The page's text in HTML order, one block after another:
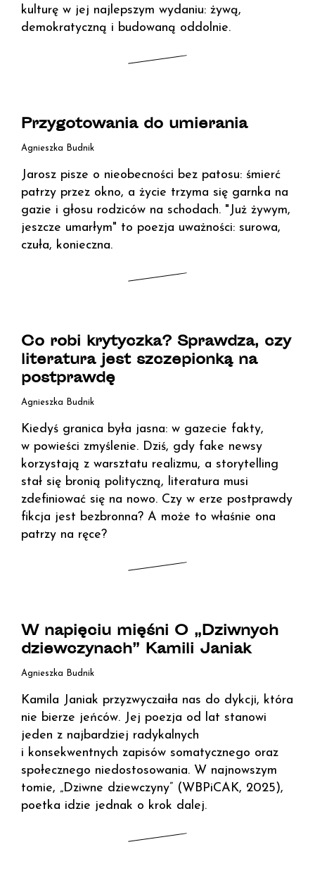
kulturę w jej najlepszym wydaniu: żywą,
demokratyczną i budowaną oddolnie.
Przygotowania do umierania
Agnieszka Budnik
Jarosz pisze o nieobecności bez patosu: śmierć
patrzy przez okno, a życie trzyma się garnka na
gazie i głosu rodziców na schodach. "Już żywym,
jeszcze umarłym" to poezja uważności: surowa,
czuła, konieczna.
Co robi krytyczka? Sprawdza, czy
literatura jest szczepionką na
postprawdę
Agnieszka Budnik
Kiedyś granica była jasna: w gazecie fakty,
w powieści zmyślenie. Dziś, gdy fake newsy
korzystają z warsztatu realizmu, a storytelling
stał się bronią polityczną, literatura musi
zdefiniować się na nowo. Czy w erze postprawdy
fikcja jest bezbronna? A może to właśnie ona
patrzy na ręce?
W napięciu mięśni O „Dziwnych
dziewczynach” Kamili Janiak
Agnieszka Budnik
Kamila Janiak przyzwyczaiła nas do dykcji, która
nie bierze jeńców. Jej poezja od lat stanowi
jeden z najbardziej radykalnych
i konsekwentnych zapisów somatycznego oraz
społecznego niedostosowania. W najnowszym
tomie, „Dziwne dziewczyny” (WBPiCAK, 2025),
poetka idzie jednak o krok dalej.